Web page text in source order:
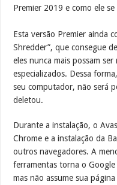
Premier 2019 e como ele
Esta versão Premier ainda
Shredder”, que consegue
eles nunca mais possam
especializados. Dessa
seu computador, não será
deletou.
Durante a instalação, o
Chrome e a instalação da
outros navegadores. A
ferramentas torna o Google
mas não assume sua